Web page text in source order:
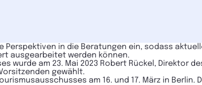
in die Beratungen ein, sodass
ausgearbeitet werden können.
wurde am 23. Mai 2023 Robert Rückel, Direktor
gewählt.
am 16. und 17. März in Berlin.